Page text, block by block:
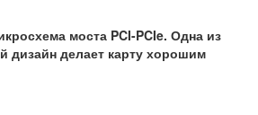
моста PCI-PCIe. Одна из
дизайн делает карту хорошим